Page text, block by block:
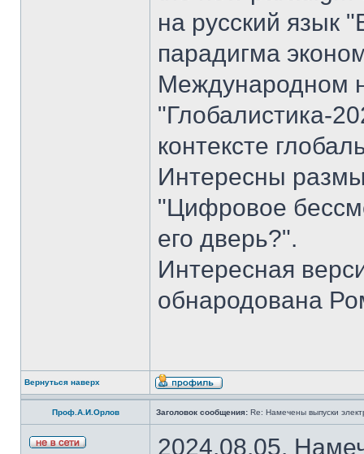
на русский язык
парадигма
Международном
"Глобалистика-
контексте
Интересны
"Цифровое
его дверь?".
Интересная
обнародована
Вернуться наверх
Проф.А.И.Орлов Заголовок сообщения: Re: Намечены выпуски
2024.08.05.